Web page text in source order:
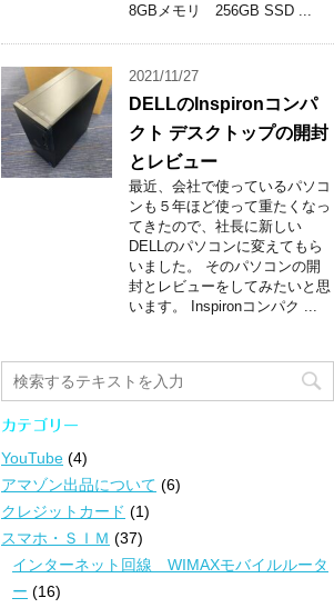
8GBメモリ 256GB SSD ...
2021/11/27
DELLのInspironコンパ
クト デスクトップの開封
とレビュー
最近、会社で使っているパソコ
ンも５年ほど使って重たくなっ
てきたので、社長に新しい
DELLのパソコンに変えてもら
いました。 そのパソコンの開
封とレビューをしてみたいと思
います。 Inspironコンパク ...
カテゴリー
YouTube (4)
アマゾン出品について (6)
クレジットカード (1)
スマホ・ＳＩＭ (37)
インターネット回線 WIMAXモバイルルータ
ー (16)